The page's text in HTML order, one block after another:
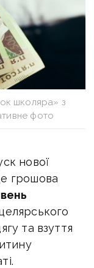
школяра» з
фото
нової
грошова
та взуття